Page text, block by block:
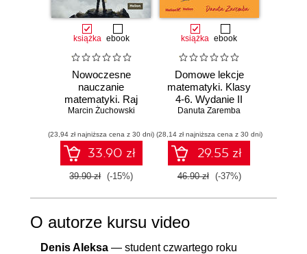
książka ebook
Nowoczesne
nauczanie
matematyki. Raj
Cantora bez
Marcin Żuchowski
(23,94 zł najniższa cena z 30 dni)
33.90 zł
39.90 zł (-15%)
książka ebook
Domowe lekcje
matematyki. Klasy
4-6. Wydanie II
Danuta Zaremba
(28,14 zł najniższa cena z 30 dni)
29.55 zł
46.90 zł (-37%)
O autorze kursu video
Denis Aleksa — student czwartego roku